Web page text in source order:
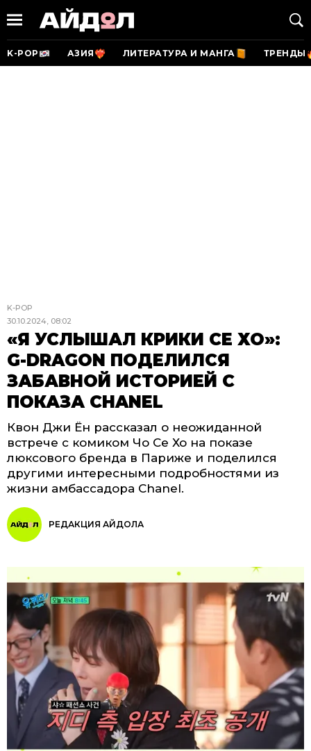
K-POP АЗИЯ ЛИТЕРАТУРА И МАНГА ТРЕНДЫ
K-POP
30.10.2024, 08:02
«Я УСЛЫШАЛ КРИКИ СЕ ХО»:
G-DRAGON ПОДЕЛИЛСЯ
ЗАБАВНОЙ ИСТОРИЕЙ С
ПОКАЗА CHANEL
Квон Джи Ён рассказал о неожиданной
встрече с комиком Чо Се Хо на показе
люксового бренда в Париже и поделился
другими интересными подробностями из
жизни амбассадора Chanel.
РЕДАКЦИЯ АЙДОЛА